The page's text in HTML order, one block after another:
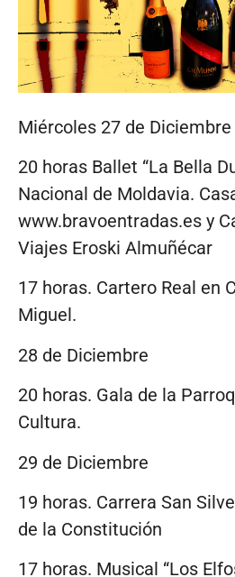
Miércoles 27 de Diciembre
20 horas Ballet “La Bella
Nacional de Moldavia.
www.bravoentradas.es y
Viajes Eroski Almuñécar
17 horas. Cartero Real en
Miguel.
28 de Diciembre
20 horas. Gala de la
Cultura.
29 de Diciembre
19 horas. Carrera San
de la Constitución
17 horas. Musical “Los